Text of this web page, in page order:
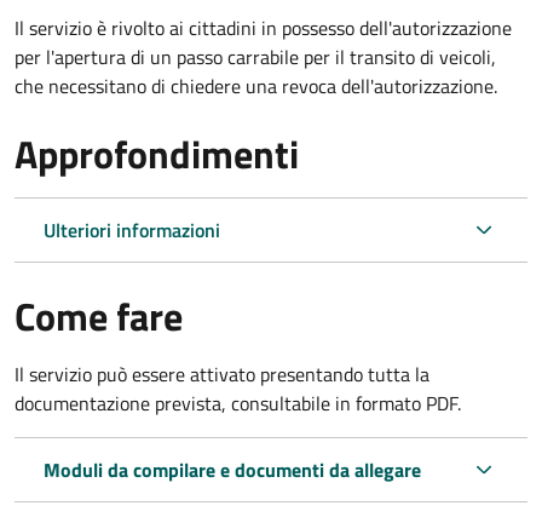
Il servizio è rivolto ai cittadini in possesso dell'autorizzazione
per l'apertura di un passo carrabile per il transito di veicoli,
che necessitano di chiedere una revoca dell'autorizzazione.
Approfondimenti
Ulteriori informazioni
Come fare
Il servizio può essere attivato presentando tutta la
documentazione prevista, consultabile in formato PDF.
Moduli da compilare e documenti da allegare